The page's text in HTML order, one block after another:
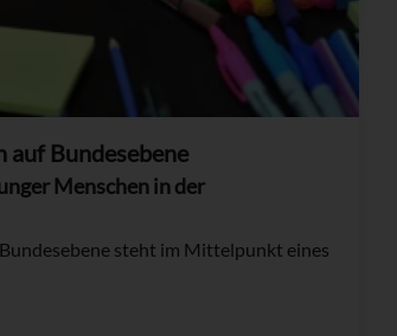
auf Bundesebene
Menschen in der
steht im Mittelpunkt eines